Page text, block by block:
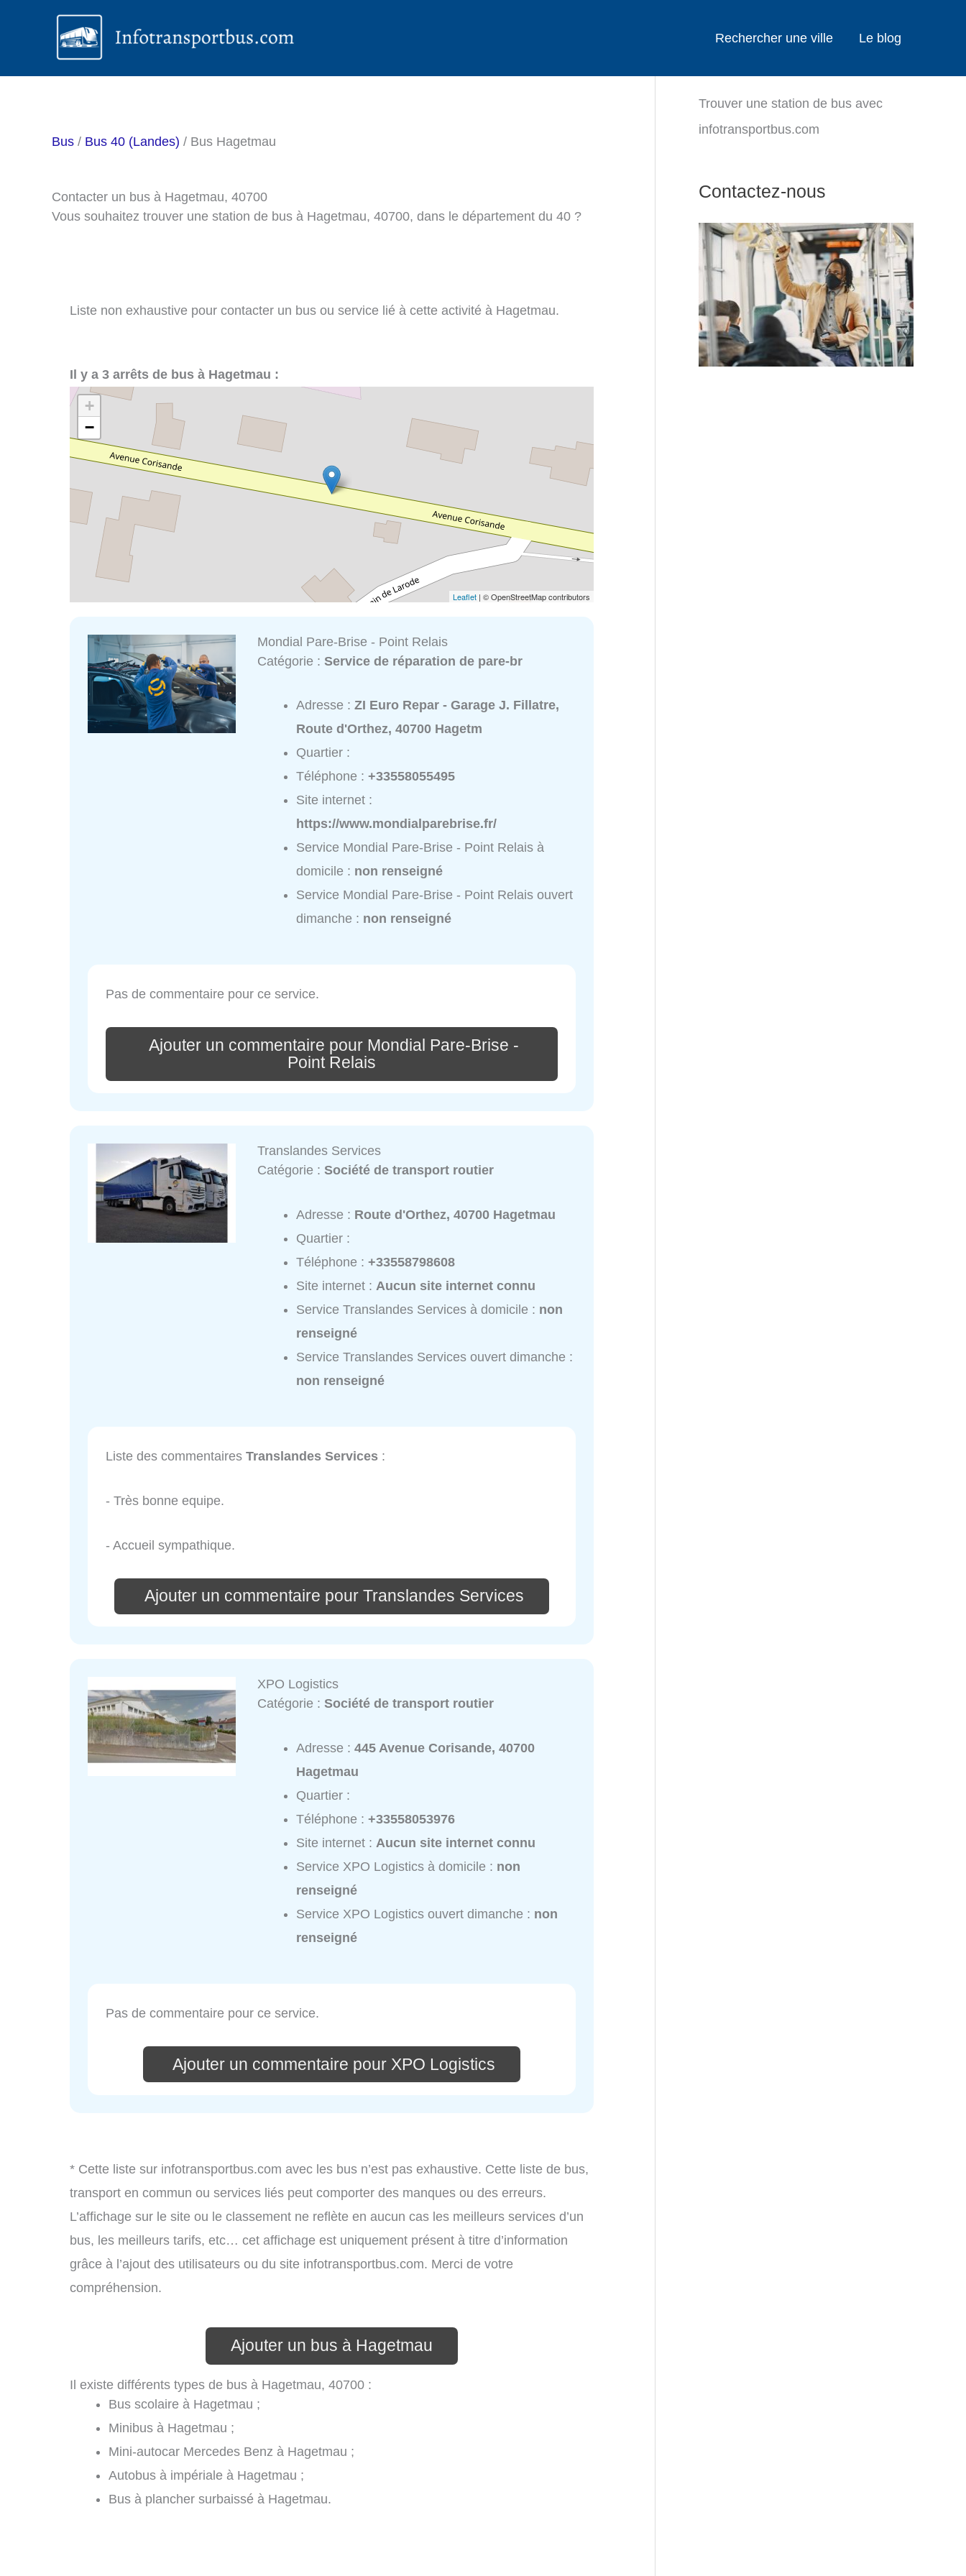
Rechercher une ville Le blog
Bus / Bus 40 (Landes) / Bus Hagetmau
Contacter un bus à Hagetmau, 40700
Vous souhaitez trouver une station de bus à Hagetmau, 40700, dans le département du 40 ?
Liste non exhaustive pour contacter un bus ou service lié à cette activité à Hagetmau.
Il y a 3 arrêts de bus à Hagetmau :
+
−
Leaflet | © OpenStreetMap contributors
Mondial Pare-Brise - Point Relais
Catégorie :Service de réparation de pare-br
Adresse :ZI Euro Repar - Garage J. Fillatre,
Route d'Orthez, 40700 Hagetm
Quartier :
Téléphone :+33558055495
Site internet :
https://www.mondialparebrise.fr/
Service Mondial Pare-Brise - Point Relais à
domicile : non renseigné
Service Mondial Pare-Brise - Point Relais ouvert
dimanche : non renseigné
Pas de commentaire pour ce service.
Ajouter un commentaire pour Mondial Pare-Brise -
Point Relais
Translandes Services
Catégorie :Société de transport routier
Adresse : Route d'Orthez, 40700 Hagetmau
Quartier :
Téléphone :+33558798608
Site internet :Aucun site internet connu
Service Translandes Services à domicile : non
renseigné
Service Translandes Services ouvert dimanche :
non renseigné
Liste des commentaires Translandes Services :
- Très bonne equipe.
- Accueil sympathique.
Ajouter un commentaire pour Translandes Services
XPO Logistics
Catégorie :Société de transport routier
Adresse :445 Avenue Corisande, 40700
Hagetmau
Quartier :
Téléphone :+33558053976
Site internet :Aucun site internet connu
Service XPO Logistics à domicile : non
renseigné
Service XPO Logistics ouvert dimanche : non
renseigné
Pas de commentaire pour ce service.
Ajouter un commentaire pour XPO Logistics
* Cette liste sur infotransportbus.com avec les bus n’est pas exhaustive. Cette liste de bus,
transport en commun ou services liés peut comporter des manques ou des erreurs.
L’affichage sur le site ou le classement ne reflète en aucun cas les meilleurs services d’un
bus, les meilleurs tarifs, etc… cet affichage est uniquement présent à titre d’information
grâce à l’ajout des utilisateurs ou du site infotransportbus.com. Merci de votre
compréhension.
Ajouter un bus à Hagetmau
Il existe différents types de bus à Hagetmau, 40700 :
Bus scolaire à Hagetmau ;
Minibus à Hagetmau ;
Mini-autocar Mercedes Benz à Hagetmau ;
Autobus à impériale à Hagetmau ;
Bus à plancher surbaissé à Hagetmau.
Trouver une station de bus avec
infotransportbus.com
Contactez-nous